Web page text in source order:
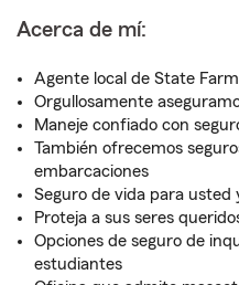
Acerca de mí:
Agente local de State
Orgullosamente
Maneje confiado con
También ofrecemos
embarcaciones
Seguro de vida para usted
Proteja a sus seres
Opciones de seguro de
estudiantes